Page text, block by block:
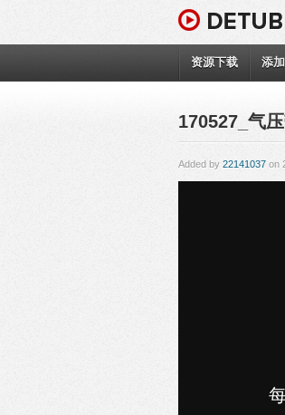
资源下载 添
170527_气
Added by 22141037 on